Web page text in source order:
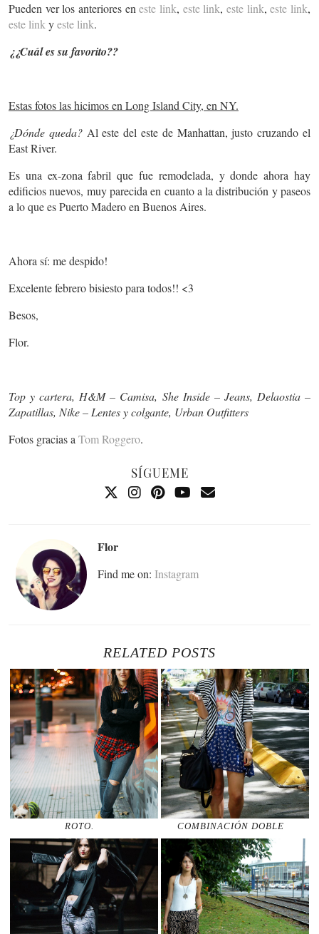
Pueden ver los anteriores eneste link, este link,este link,este link,
este linkyeste link.
¿¿Cuál es su favorito??
Estas fotos las hicimos en Long Island City, en NY.
¿Dónde queda?Al este del este de Manhattan, justo cruzando el
East River.
Es una ex-zona fabril que fue remodelada, y donde ahora hay
edificios nuevos, muy parecida en cuanto a la distribución y paseos
a lo que es Puerto Madero en Buenos Aires.
Ahora sí: me despido!
Excelente febrero bisiesto para todos!! <3
Besos,
Flor.
Top y cartera, H&M – Camisa, She Inside – Jeans, Delaostia –
Zapatillas, Nike – Lentes y colgante, Urban Outfitters
Fotos gracias aTom Roggero.
SÍGUEME
Flor
Find me on: Instagram
RELATED POSTS
ROTO. COMBINACIÓN DOBLE